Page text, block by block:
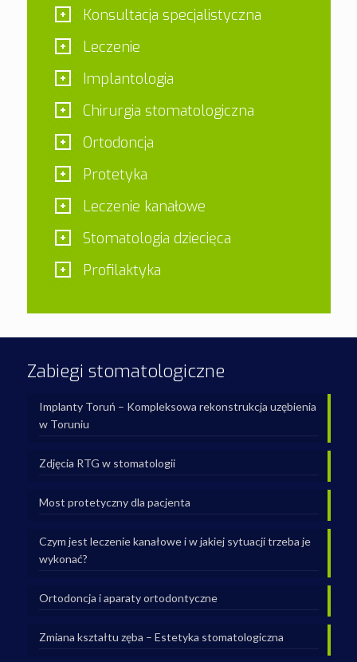
Konsultacja specjalistyczna
Leczenie
Implantologia
Chirurgia stomatologiczna
Ortodoncja
Protetyka
Leczenie kanałowe
Stomatologia dziecięca
Profilaktyka
Zabiegi stomatologiczne
Implanty Toruń – Kompleksowa rekonstrukcja uzębienia
w Toruniu
Zdjęcia RTG w stomatologii
Most protetyczny dla pacjenta
Czym jest leczenie kanałowe i w jakiej sytuacji trzeba je
wykonać?
Ortodoncja i aparaty ortodontyczne
Zmiana kształtu zęba – Estetyka stomatologiczna